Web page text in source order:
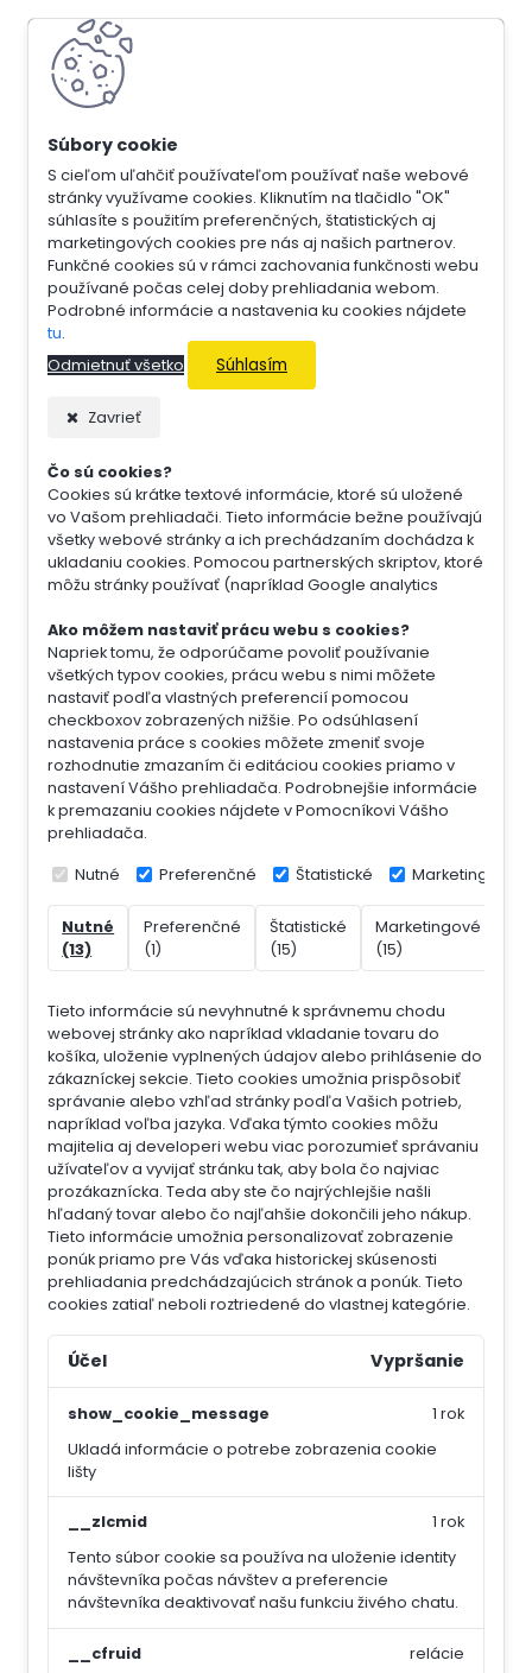
S cieľom uľahčiť používateľom používať naše webové
stránky využívame cookies. Kliknutím na tlačidlo "OK"
súhlasíte s použitím preferenčných, štatistických aj
marketingových cookies pre nás aj našich partnerov.
Funkčné cookies sú v rámci zachovania funkčnosti webu
používané počas celej doby prehliadania webom.
Podrobné informácie a nastavenia ku cookies nájdete
tu.
Odmietnuť všetko
Súhlasím
Zavrieť
Čo sú cookies?
Cookies sú krátke textové informácie, ktoré sú uložené
vo Vašom prehliadači. Tieto informácie bežne používajú
všetky webové stránky a ich prechádzaním dochádza k
ukladaniu cookies. Pomocou partnerských skriptov, ktoré
môžu stránky používať (napríklad Google analytics
Ako môžem nastaviť prácu webu s cookies?
Napriek tomu, že odporúčame povoliť používanie
všetkých typov cookies, prácu webu s nimi môžete
nastaviť podľa vlastných preferencií pomocou
checkboxov zobrazených nižšie. Po odsúhlasení
nastavenia práce s cookies môžete zmeniť svoje
rozhodnutie zmazaním či editáciou cookies priamo v
nastavení Vášho prehliadača. Podrobnejšie informácie
k premazaniu cookies nájdete v Pomocníkovi Vášho
prehliadača.
Nutné Preferenčné Štatistické Marketingové
Nutné
(13)
Preferenčné
(1)
Štatistické
(15)
Marketingové
(15)
Tieto informácie sú nevyhnutné k správnemu chodu
webovej stránky ako napríklad vkladanie tovaru do
košíka, uloženie vyplnených údajov alebo prihlásenie do
zákazníckej sekcie. Tieto cookies umožnia prispôsobiť
správanie alebo vzhľad stránky podľa Vašich potrieb,
napríklad voľba jazyka. Vďaka týmto cookies môžu
majitelia aj developeri webu viac porozumieť správaniu
užívateľov a vyvijať stránku tak, aby bola čo najviac
prozákaznícka. Teda aby ste čo najrýchlejšie našli
hľadaný tovar alebo čo najľahšie dokončili jeho nákup.
Tieto informácie umožnia personalizovať zobrazenie
ponúk priamo pre Vás vďaka historickej skúsenosti
prehliadania predchádzajúcich stránok a ponúk. Tieto
cookies zatiaľ neboli roztriedené do vlastnej kategórie.
Účel Vypršanie
show_cookie_message
Ukladá informácie o potrebe zobrazenia cookie
lišty
1 rok
__zlcmid
Tento súbor cookie sa používa na uloženie identity
návštevníka počas návštev a preferencie
návštevníka deaktivovať našu funkciu živého chatu.
1 rok
__cfruid
relácie